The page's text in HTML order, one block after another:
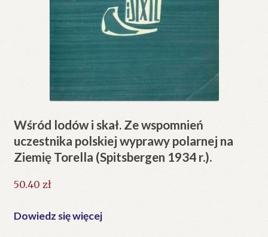
Wśród lodów i skał. Ze wspomnień
uczestnika polskiej wyprawy polarnej na
Ziemię Torella (Spitsbergen 1934 r.).
50.40 zł
Dowiedz się więcej